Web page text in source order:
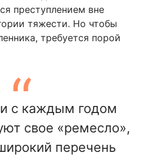
преступлением вне
тяжести. Но чтобы
требуется порой
с каждым годом
свое «ремесло»,
перечень